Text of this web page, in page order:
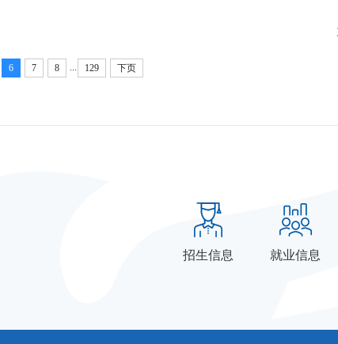
6 7 8 129 下页
招生信息 就业信息